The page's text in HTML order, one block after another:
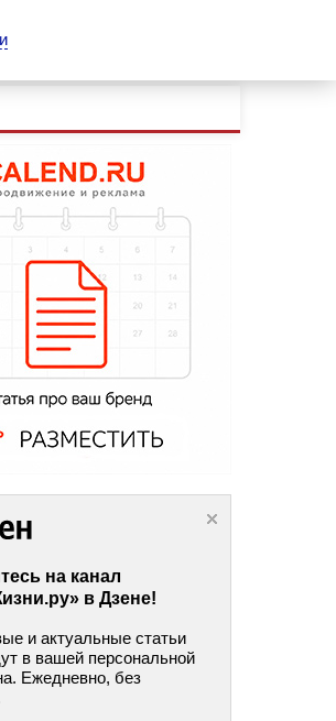
на канал
в Дзене!
и актуальные статьи
в вашей персональной
Ежедневно, без